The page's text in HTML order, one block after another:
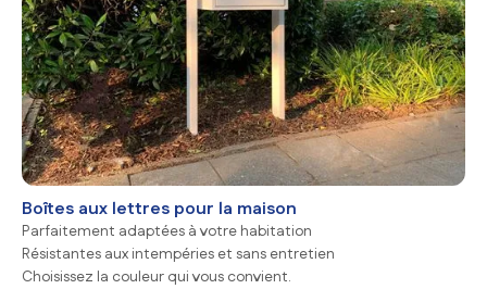
Boîtes aux lettres pour la maison
Parfaitement adaptées à votre habitation
Résistantes aux intempéries et sans entretien
Choisissez la couleur qui vous convient.